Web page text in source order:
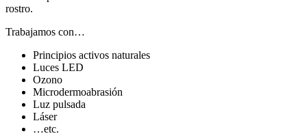
rostro.
Trabajamos con…
Principios activos naturales
Luces LED
Ozono
Microdermoabrasión
Luz pulsada
Láser
…etc.